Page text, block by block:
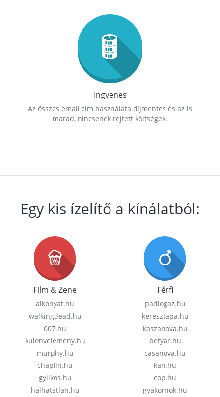
Ingyenes
Az összes email cím használata díjmentes és az is
marad, nincsenek rejtett költségek.
Egy kis ízelítő a kínálatból:
Film & Zene
alkonyat.hu
walkingdead.hu
007.hu
kulonvelemeny.hu
murphy.hu
chaplin.hu
gyilkos.hu
halhatatlan.hu
Férfi
padlogaz.hu
keresztapa.hu
kaszanova.hu
betyar.hu
casanova.hu
kan.hu
cop.hu
gyakornok.hu